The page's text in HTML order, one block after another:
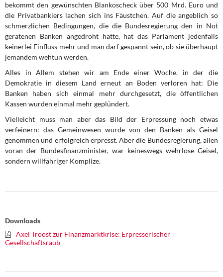
bekommt den gewünschten Blankoscheck über 500 Mrd. Euro und
die Privatbankiers lachen sich ins Fäustchen. Auf die angeblich so
schmerzlichen Bedingungen, die die Bundesregierung den in Not
geratenen Banken angedroht hatte, hat das Parlament jedenfalls
keinerlei Ein­fluss mehr und man darf gespannt sein, ob sie überhaupt
jemandem wehtun werden.
Alles in Allem stehen wir am Ende einer Woche, in der die
Demokratie in diesem Land erneut an Boden verloren hat: Die
Banken haben sich einmal mehr durchgesetzt, die öf­fentlichen
Kassen wurden einmal mehr geplündert.
Vielleicht muss man aber das Bild der Erpressung noch etwas
verfeinern: das Gemeinwe­sen wurde von den Banken als Geisel
genommen und erfolgreich erpresst. Aber die Bun­desregierung, allen
voran der Bundesfinanzminister, war keineswegs wehrlose Geisel,
sondern willfähriger Komplize.
Downloads
Axel Troost zur Finanzmarktkrise: Erpresserischer
Gesellschaftsraub